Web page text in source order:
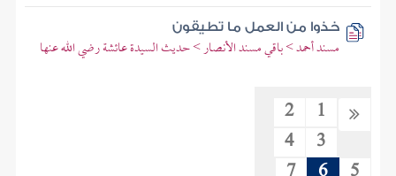
خذوا من العمل ما تطيقون
مسند أحمد > باقي مسند الأنصار > حديث السيدة عائشة رضي الله عنها
1
2
3
4